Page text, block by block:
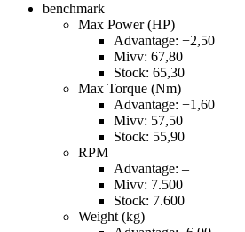
benchmark
Max Power (HP)
Advantage: +2,50
Mivv: 67,80
Stock: 65,30
Max Torque (Nm)
Advantage: +1,60
Mivv: 57,50
Stock: 55,90
RPM
Advantage: –
Mivv: 7.500
Stock: 7.600
Weight (kg)